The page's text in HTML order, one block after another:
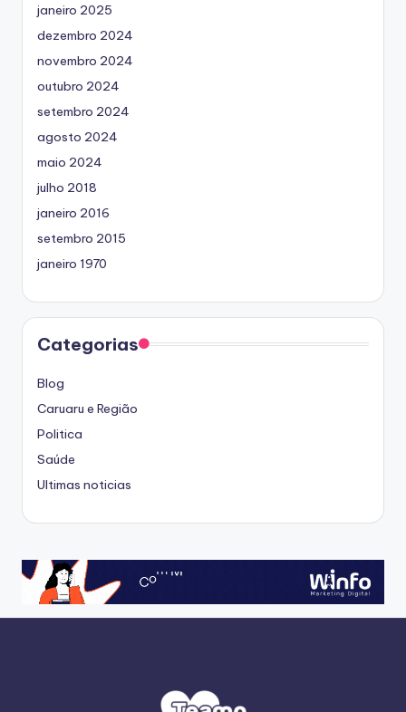
janeiro 2025
dezembro 2024
novembro 2024
outubro 2024
setembro 2024
agosto 2024
maio 2024
julho 2018
janeiro 2016
setembro 2015
janeiro 1970
Categorias
Blog
Caruaru e Região
Politica
Saúde
Ultimas noticias